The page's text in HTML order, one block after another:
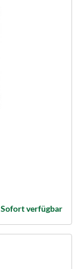
Sofort verfügbar